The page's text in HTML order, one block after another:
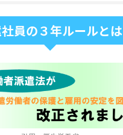
員の３年ルールとは